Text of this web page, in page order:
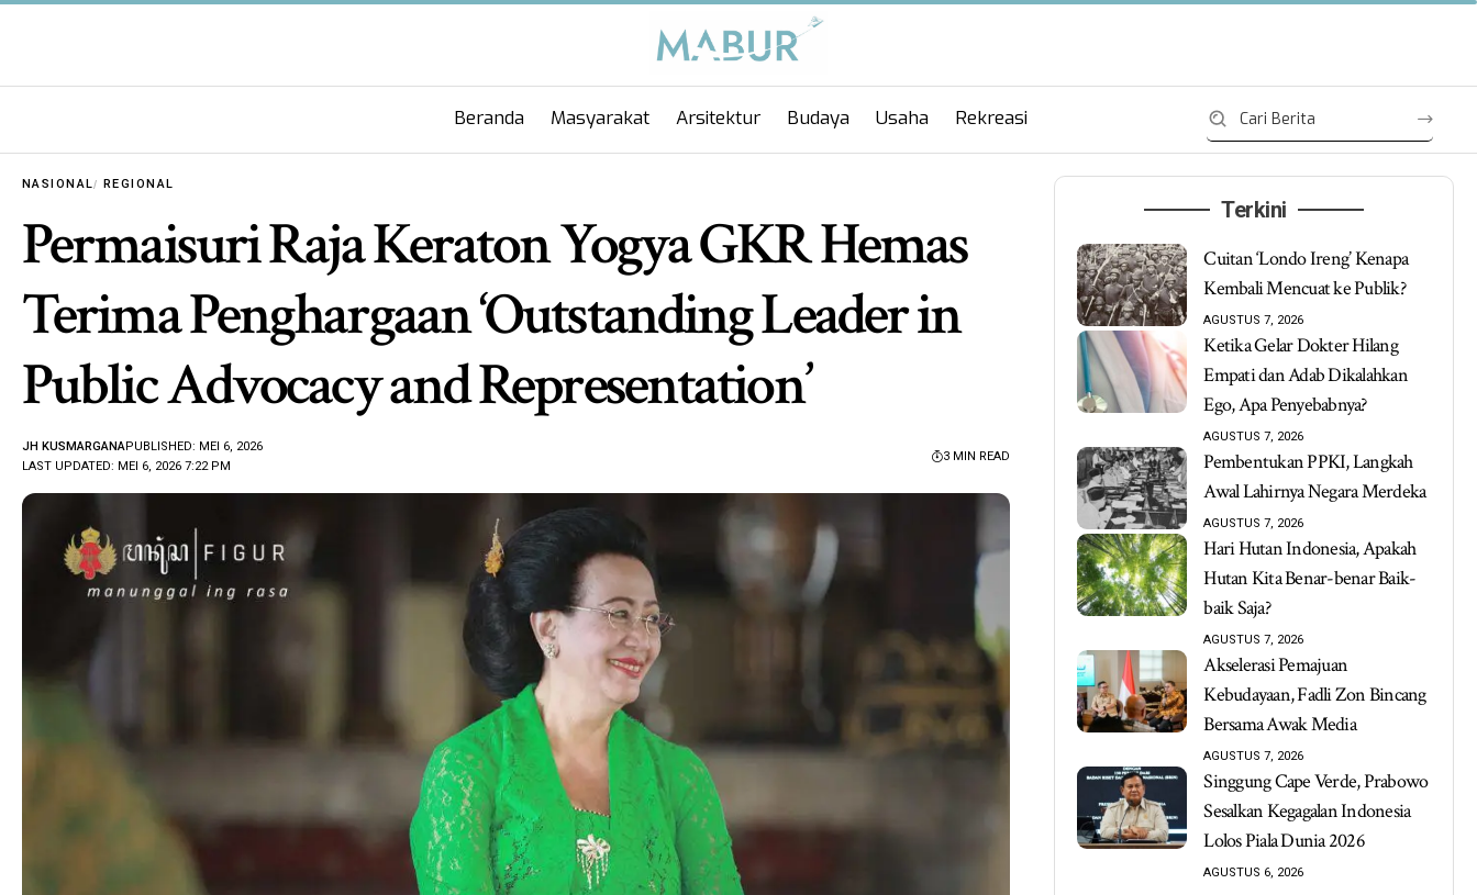
Beranda Masyarakat Arsitektur Budaya Usaha Rekreasi
NASIONAL REGIONAL
Permaisuri Raja Keraton Yogya GKR Hemas
Terima Penghargaan ‘Outstanding Leader in
Public Advocacy and Representation’
LAST UPDATED: MEI 6, 2026 7:22 PM
JH KUSMARGANAPUBLISHED: MEI 6, 2026
3 MIN READ
Terkini
Cuitan ‘Londo Ireng’ Kenapa
Kembali Mencuat ke Publik?
AGUSTUS 7, 2026
Ketika Gelar Dokter Hilang
Empati dan Adab Dikalahkan
Ego, Apa Penyebabnya?
AGUSTUS 7, 2026
Pembentukan PPKI, Langkah
Awal Lahirnya Negara Merdeka
AGUSTUS 7, 2026
Hari Hutan Indonesia, Apakah
Hutan Kita Benar-benar Baik-
baik Saja?
AGUSTUS 7, 2026
Akselerasi Pemajuan
Kebudayaan, Fadli Zon Bincang
Bersama Awak Media
AGUSTUS 7, 2026
Singgung Cape Verde, Prabowo
Sesalkan Kegagalan Indonesia
Lolos Piala Dunia 2026
AGUSTUS 6, 2026